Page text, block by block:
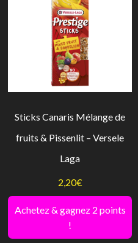
Sticks Canaris Mélange de
fruits & Pissenlit – Versele
Laga
2,20€
Achetez & gagnez 2 points
!